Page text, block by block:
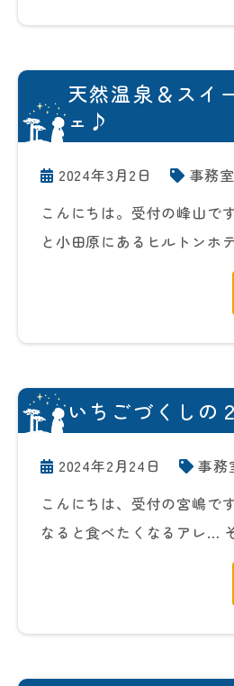
天然温泉＆スイ
ェ♪
2024年3月2日
事務
こんにちは。受付の峰山
と小田原にあるヒルトンホ
いちごづくしの
2024年2月24日
事務
こんにちは、受付の宮嶋で
なると食べたくなるアレ…